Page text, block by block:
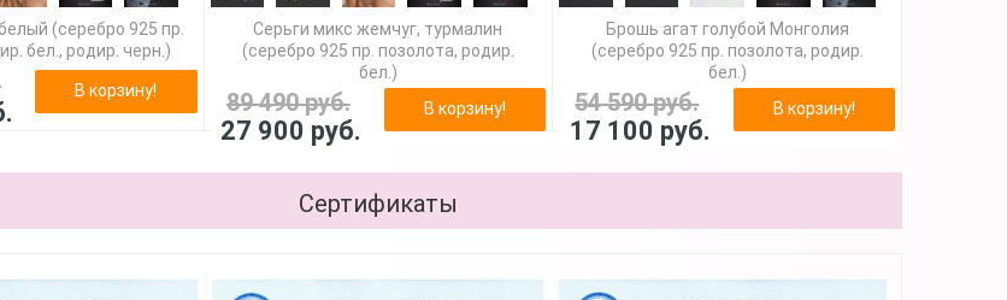
(серебро 925 пр.
бел., родир. черн.)
В корзину!
Серьги микс жемчуг, турмалин
(серебро 925 пр. позолота, родир.
бел.)
89 490 руб.
27 900 руб.
В корзину!
Брошь агат голубой Монголия
(серебро 925 пр. позолота, родир.
бел.)
54 590 руб.
17 100 руб.
В корзину!
Сертификаты